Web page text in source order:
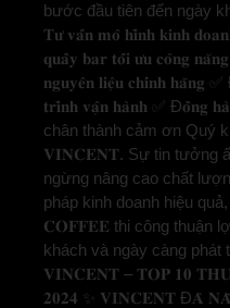
bước đầu tiên đến ngày
𝐓𝐮̛ 𝐯𝐚̂́𝐧 𝐦𝐨̂ 𝐡𝐢̀𝐧𝐡 𝐤𝐢𝐧𝐡
𝐪𝐮𝐚̂̀𝐲 𝐛𝐚𝐫 𝐭𝐨̂́𝐢 𝐮̛𝐮 𝐜𝐨̂𝐧𝐠
𝐧𝐠𝐮𝐲𝐞̂𝐧 𝐥𝐢𝐞̣̂𝐮 𝐜𝐡𝐢́𝐧𝐡 𝐡𝐚̃𝐧𝐠
𝐭𝐫𝐢̀𝐧𝐡 𝐯𝐚̣̂𝐧 𝐡𝐚̀𝐧𝐡 ✅ Đ𝐨̂̀𝐧𝐠
chân thành cảm ơn Quý
𝐕𝐈𝐍𝐂𝐄𝐍𝐓. Sự tin tưởng
ngừng nâng cao chất
pháp kinh doanh hiệu
𝐂𝐎𝐅𝐅𝐄𝐄 thi công thuận
khách và ngày càng
𝐕𝐈𝐍𝐂𝐄𝐍𝐓 – 𝐓𝐎𝐏 𝟏𝟎
𝟐𝟎𝟐𝟒 ✨ 𝐕𝐈𝐍𝐂𝐄𝐍𝐓 Đ𝐀̀